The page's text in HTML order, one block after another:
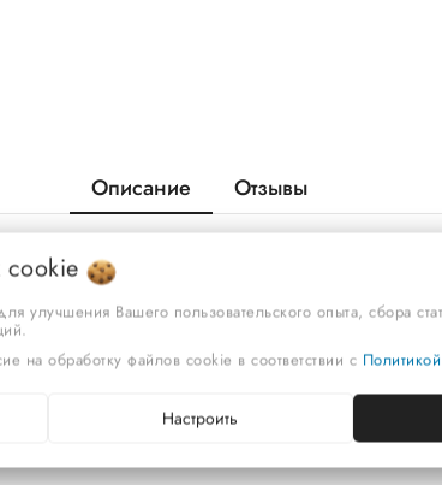
Описание Отзывы
cookie
улучшения Вашего пользовательского опыта, сбора
на обработку файлов cookie в соответствии с
Настроить